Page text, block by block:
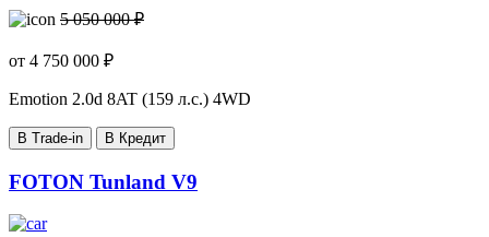
5 050 000 ₽
от 4 750 000 ₽
Emotion 2.0d 8AT (159 л.с.) 4WD
В Trade-in В Кредит
FOTON Tunland V9